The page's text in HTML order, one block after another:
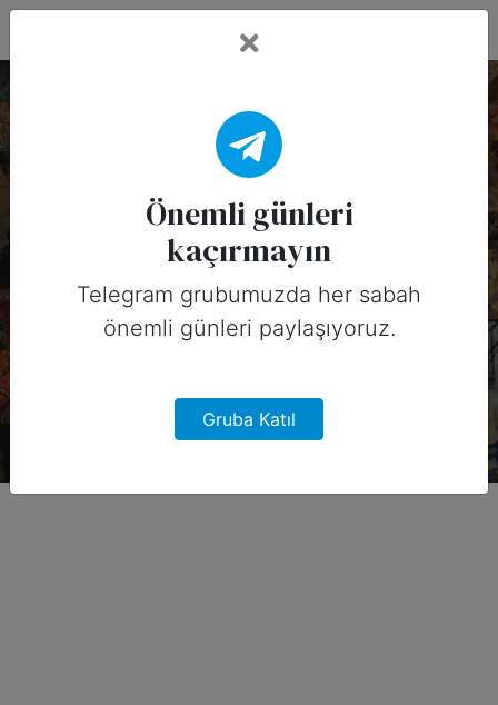
2 Mayıs, 2026 Tarihinin
Önemli Günleri
(Amerika)
2 Mayıs, 2026 tarihinde Amerika için
sosyal medyada paylaşabileceğiniz
önemli günler
Önemli günleri
kaçırmayın
Telegram grubumuzda her sabah
önemli günleri paylaşıyoruz.
Gruba Katıl